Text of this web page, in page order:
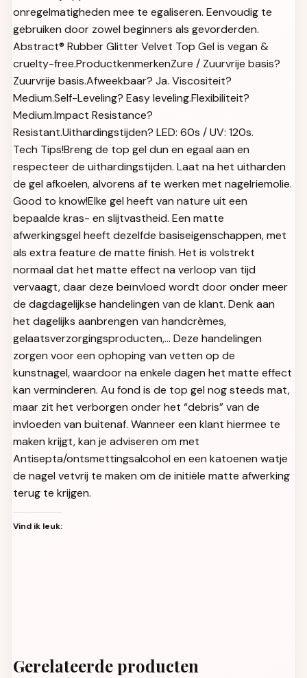
onregelmatigheden mee te egaliseren. Eenvoudig te
gebruiken door zowel beginners als gevorderden.
Abstract® Rubber Glitter Velvet Top Gel is vegan &
cruelty-free.ProductkenmerkenZure / Zuurvrije basis?
Zuurvrije basis.Afweekbaar? Ja. Viscositeit?
Medium.Self-Leveling? Easy leveling.Flexibiliteit?
Medium.Impact Resistance?
Resistant.Uithardingstijden? LED: 60s / UV: 120s.
Tech Tips!Breng de top gel dun en egaal aan en
respecteer de uithardingstijden. Laat na het uitharden
de gel afkoelen, alvorens af te werken met nagelriemolie.
Good to know!Elke gel heeft van nature uit een
bepaalde kras- en slijtvastheid. Een matte
afwerkingsgel heeft dezelfde basiseigenschappen, met
als extra feature de matte finish. Het is volstrekt
normaal dat het matte effect na verloop van tijd
vervaagt, daar deze beïnvloed wordt door onder meer
de dagdagelijkse handelingen van de klant. Denk aan
het dagelijks aanbrengen van handcrèmes,
gelaatsverzorgingsproducten,… Deze handelingen
zorgen voor een ophoping van vetten op de
kunstnagel, waardoor na enkele dagen het matte effect
kan verminderen. Au fond is de top gel nog steeds mat,
maar zit het verborgen onder het “debris” van de
invloeden van buitenaf. Wanneer een klant hiermee te
maken krijgt, kan je adviseren om met
Antisepta/ontsmettingsalcohol en een katoenen watje
de nagel vetvrij te maken om de initiële matte afwerking
terug te krijgen.
Vind ik leuk:
Gerelateerde producten